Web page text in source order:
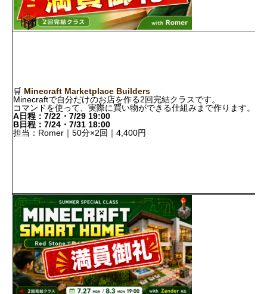
🛒 Minecraft Marketplace Builders
Minecraftで自分だけのお店を作る2回完結クラスです。
コマンドを使って、実際に買い物ができる仕組みまで作ります。
A日程：7/22・7/29 19:00
B日程：7/24・7/31 18:00
担当：Romer｜50分×2回｜4,400円